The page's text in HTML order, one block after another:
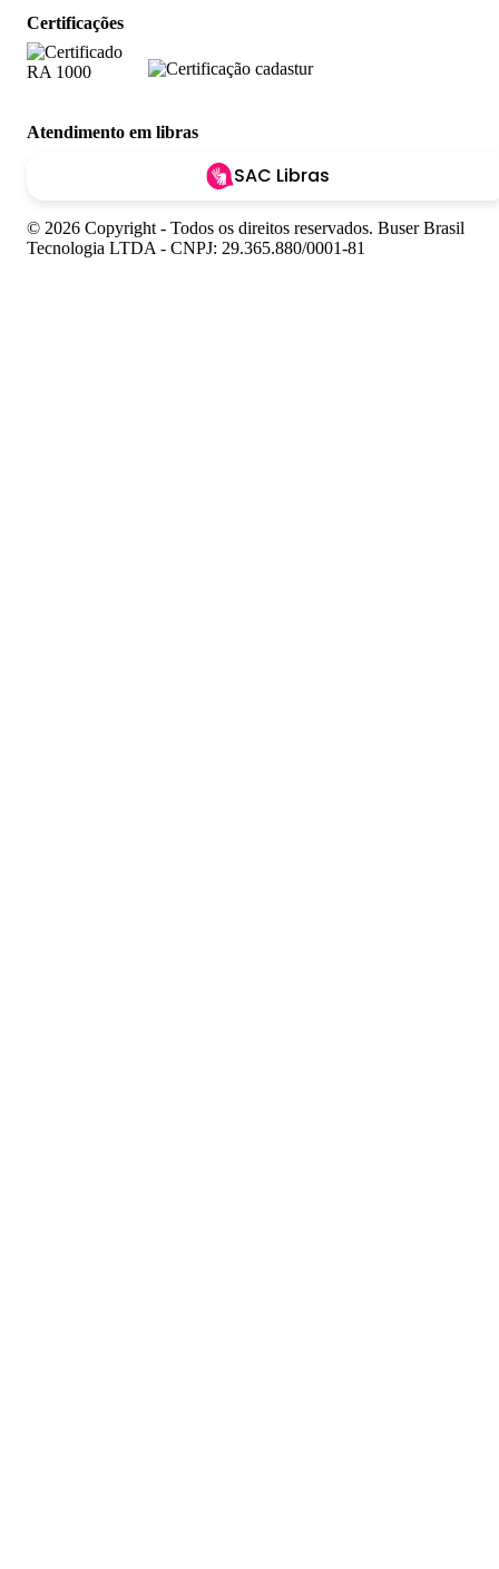
Certificações
Atendimento em libras
SAC Libras
© 2026 Copyright - Todos os direitos reservados. Buser Brasil
Tecnologia LTDA - CNPJ: 29.365.880/0001-81